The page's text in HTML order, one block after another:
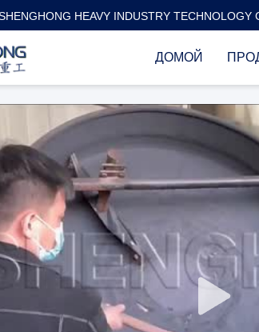
HEAVY INDUSTRY TECHNOLOGY
ДОМОЙ